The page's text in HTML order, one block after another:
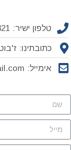
טלפון ישיר: 0506793821
כתובתינו: ז'בוטינסקי
אימייל: moranab.adv@gmail.com